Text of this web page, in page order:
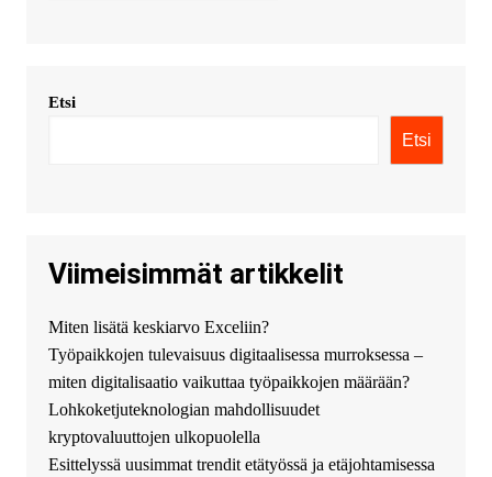
KimonicRisse :
купить хавал джулиан -
http://jolion-ufa1.ru/
Появился вопрос про срочно
взять деньги? Предлагаем
безопасный источник
финансовой помощи. Вы
можете получить
финансирование в долг без
избыточных вопросов и
Etsi
Etsi
Viimeisimmät artikkelit
Miten lisätä keskiarvo Exceliin?
Työpaikkojen tulevaisuus digitaalisessa murroksessa –
miten digitalisaatio vaikuttaa työpaikkojen määrään?
Lohkoketjuteknologian mahdollisuudet
kryptovaluuttojen ulkopuolella
Esittelyssä uusimmat trendit etätyössä ja etäjohtamisessa